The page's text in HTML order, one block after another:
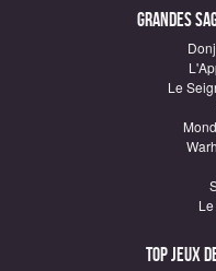
Grandes
Le
Top Jeux